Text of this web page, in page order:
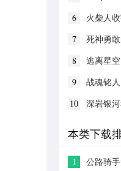
6
火柴人
7
死神勇
8
逃离星
9
战魂铭
10
深岩银
本类下载
1
公路骑